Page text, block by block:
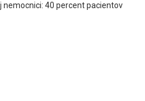
nemocnici: 40 percent pacientov